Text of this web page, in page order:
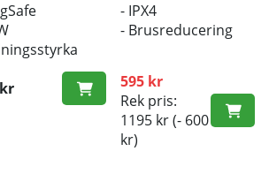
laddare
- IPX4
- Brusreducering
595 kr
Rek pris:
1195 kr(- 600
kr)